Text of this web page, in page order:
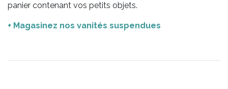
panier contenant vos petits objets.
+ Magasinez nos vanités suspendues